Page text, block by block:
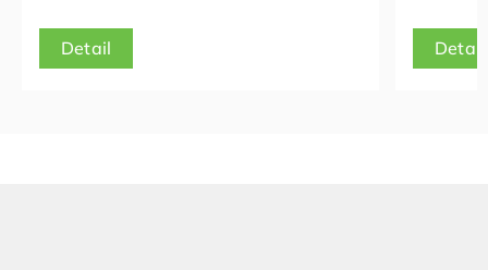
Detail Detail